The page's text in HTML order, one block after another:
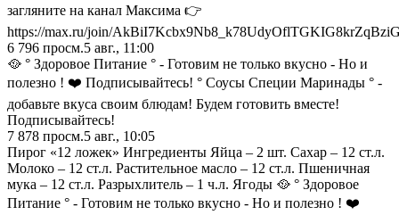
загляните на канал Максима 👉
https://max.ru/join/
6 796 просм.5 авг., 11:00
🥘 ° Здоровое Питание ° - Готовим не только вкусно - Но и
полезно ! ❤️ Подписывайтесь! ° Соусы Специи Маринады ° -
добавьте вкуса своим блюдам! Будем готовить вместе!
Подписывайтесь!
7 878 просм.5 авг., 10:05
Пирог «12 ложек» Ингредиенты Яйца – 2 шт. Сахар – 12 ст.л.
Молоко – 12 ст.л. Растительное масло – 12 ст.л. Пшеничная
мука – 12 ст.л. Разрыхлитель – 1 ч.л. Ягоды 🥘 ° Здоровое
Питание ° - Готовим не только вкусно - Но и полезно ! ❤️